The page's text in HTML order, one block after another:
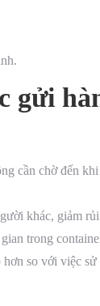
gửi
cần chờ đến
khác, giảm
trong
so với việc